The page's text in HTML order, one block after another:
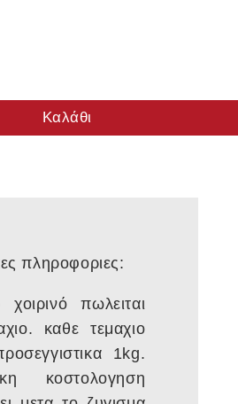
Καλάθι
πληροφοριες:
πωλειται
καθε τεμαχιο
1kg.
κοστολογηση